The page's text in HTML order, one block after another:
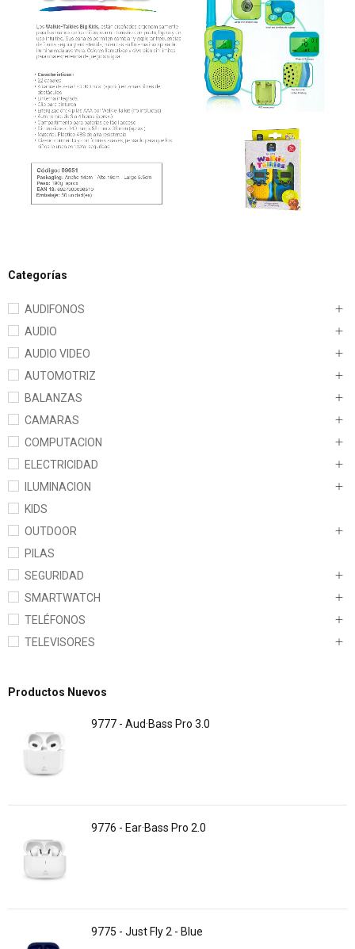
Categorías
AUDIFONOS
AUDIO
AUDIO VIDEO
AUTOMOTRIZ
BALANZAS
CAMARAS
COMPUTACION
ELECTRICIDAD
ILUMINACION
KIDS
OUTDOOR
PILAS
SEGURIDAD
SMARTWATCH
TELÉFONOS
TELEVISORES
Productos Nuevos
9777 - Aud·Bass Pro 3.0
9776 - Ear·Bass Pro 2.0
9775 - Just Fly 2 - Blue